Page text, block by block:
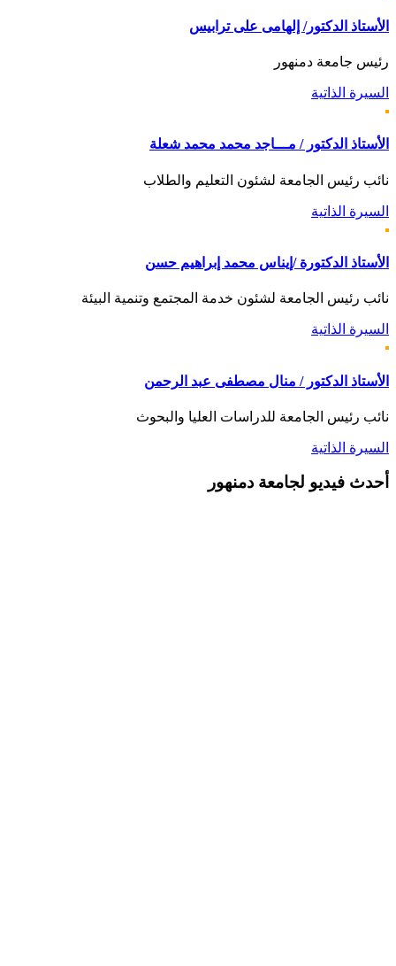
الأستاذ الدكتور/ إلهامى على ترابيس
رئيس جامعة دمنهور
السيرة الذاتية
الأستاذ الدكتور / مـــاجد محمد محمد شعلة
نائب رئيس الجامعة لشئون التعليم والطلاب
السيرة الذاتية
الأستاذ الدكتورة /إيناس محمد إبراهيم حسن
نائب رئيس الجامعة لشئون خدمة المجتمع وتنمية البيئة
السيرة الذاتية
الأستاذ الدكتور / منال مصطفى عبد الرحمن
نائب رئيس الجامعة للدراسات العليا والبحوث
السيرة الذاتية
أحدث فيديو لجامعة دمنهور